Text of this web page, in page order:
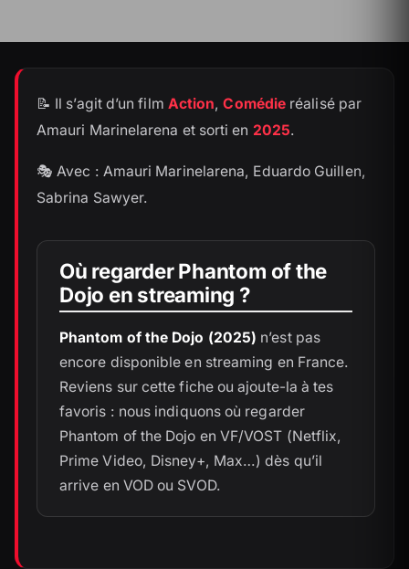
📝 Il s’agit d’un film Action,Comédie réalisé par
Amauri Marinelarena et sorti en 2025.
🎭 Avec : Amauri Marinelarena, Eduardo Guillen,
Sabrina Sawyer.
Où regarder Phantom of the
Dojo en streaming ?
Phantom of the Dojo (2025) n’est pas
encore disponible en streaming en France.
Reviens sur cette fiche ou ajoute-la à tes
favoris : nous indiquons où regarder
Phantom of the Dojo en VF/VOST (Netflix,
Prime Video, Disney+, Max…) dès qu’il
arrive en VOD ou SVOD.